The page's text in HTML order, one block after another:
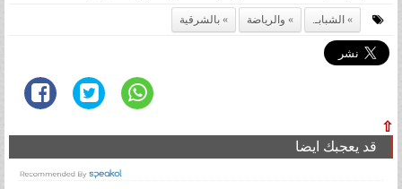
الشبابـ. والرياضة بالشرقية
⇧
قد يعجبك ايضا